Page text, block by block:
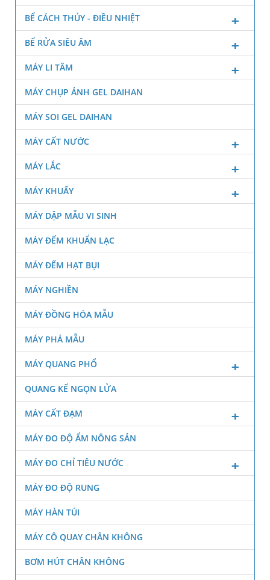
BỂ CÁCH THỦY - ĐIỀU NHIỆT
BỂ RỬA SIÊU ÂM
MÁY LI TÂM
MÁY CHỤP ẢNH GEL DAIHAN
MÁY SOI GEL DAIHAN
MÁY CẤT NƯỚC
MÁY LẮC
MÁY KHUẤY
MÁY DẬP MẪU VI SINH
MÁY ĐẾM KHUẨN LẠC
MÁY ĐẾM HẠT BỤI
MÁY NGHIỀN
MÁY ĐỒNG HÓA MẪU
MÁY PHÁ MẪU
MÁY QUANG PHỔ
QUANG KẾ NGỌN LỬA
MÁY CẤT ĐẠM
MÁY ĐO ĐỘ ẨM NÔNG SẢN
MÁY ĐO CHỈ TIÊU NƯỚC
MÁY ĐO ĐỘ RUNG
MÁY HÀN TÚI
MÁY CÔ QUAY CHÂN KHÔNG
BƠM HÚT CHÂN KHÔNG